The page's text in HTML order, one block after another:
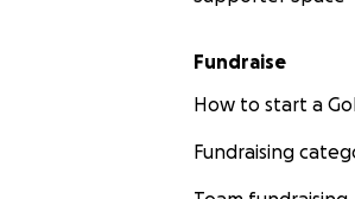
Fundraise
How to start a
Fundraising